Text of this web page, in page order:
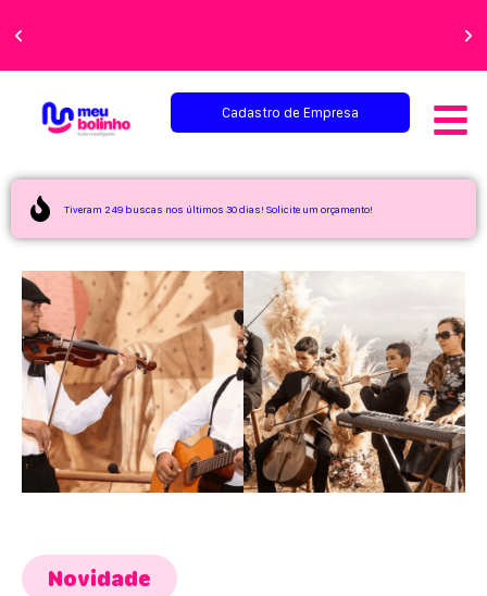
perfeita!
Cadastro de Empresa
Tiveram 249 buscas nos últimos 30 dias! Solicite um orçamento!
Novidade